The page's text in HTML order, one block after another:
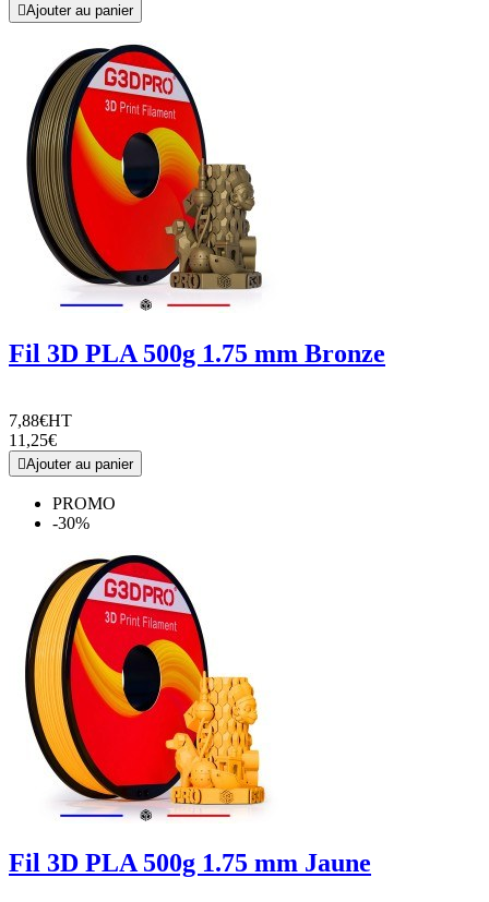
Ajouter au panier
Fil 3D PLA 500g 1.75 mm Bronze
7,88€HT
11,25€
Ajouter au panier
PROMO
-30%
Fil 3D PLA 500g 1.75 mm Jaune